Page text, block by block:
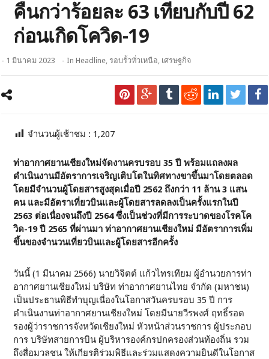
คืนกว่าร้อยละ 63 เทียบกับปี 62
ก่อนเกิดโควิด-19
- 1 มีนาคม 2023 - InHeadline, รอบรั้วทั่วเหนือ, เศรษฐกิจ
จำนวนผู้เช้าชม : 1,207
ท่าอากาศยานเชียงใหม่จัดงานครบรอบ 35 ปี พร้อมแถลงผล
ดำเนินงานมีอัตราการเจริญเติบโตในทิศทางขาขึ้นมาโดยตลอด
โดยมีจำนวนผู้โดยสารสูงสุดเมื่อปี 2562 ถึงกว่า 11 ล้าน 3 แสน
คน และมีอัตราเที่ยวบินและผู้โดยสารลดลงเป็นครั้งแรกในปี
2563 ต่อเนื่องจนถึงปี 2564 ซึ่งเป็นช่วงที่มีการระบาดของโรคโค
วิด-19 ปี 2565 ที่ผ่านมา ท่าอากาศยานเชียงใหม่ มีอัตราการเพิ่ม
ขึ้นของจำนวนเที่ยวบินและผู้โดยสารอีกครั้ง
วันนี้ (1 มีนาคม 2566) นายวิจิตต์ แก้วไทรเทียม ผู้อำนวยการท่า
อากาศยานเชียงใหม่ บริษัท ท่าอากาศยานไทย จำกัด (มหาชน)
เป็นประธานพิธีทำบุญเนื่องในโอกาสวันครบรอบ 35 ปี การ
ดำเนินงานท่าอากาศยานเชียงใหม่ โดยมีนายวีรพงศ์ ฤทธิ์รอด
รองผู้ว่าราชการจังหวัดเชียงใหม่ หัวหน้าส่วนราชการ ผู้ประกอบ
การ บริษัทสายการบิน ผู้บริหารองค์กรปกครองส่วนท้องถิ่น รวม
ถึงสื่อมวลชน ให้เกียรติร่วมพิธีและร่วมแสดงความยินดีในโอกาส